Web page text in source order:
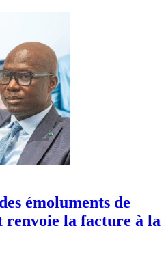
émoluments de
renvoie la facture à la